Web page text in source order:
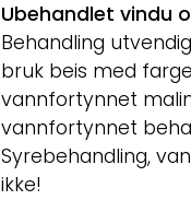
Ubehandlet vindu
Behandling
bruk beis med
vannfortynnet
vannfortynnet
Syrebehandling,
ikke!